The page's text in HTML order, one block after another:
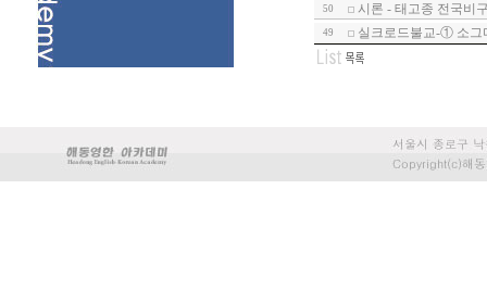
50 시론 - 태고종 전국비
49 실크로드불교-① 소그